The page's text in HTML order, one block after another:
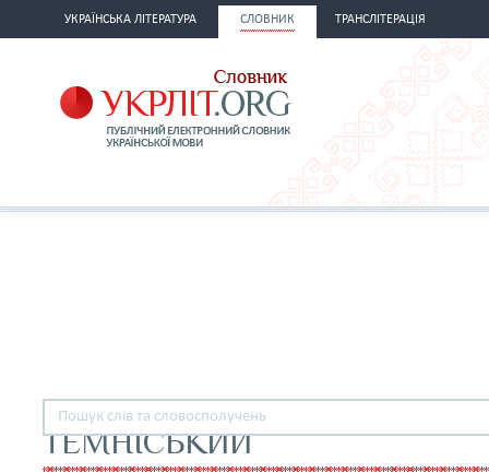
УКРАЇНСЬКА ЛІТЕРАТУРА СЛОВНИК ТРАНСЛІТЕРАЦІЯ
ТЕМНІСЬКИЙ